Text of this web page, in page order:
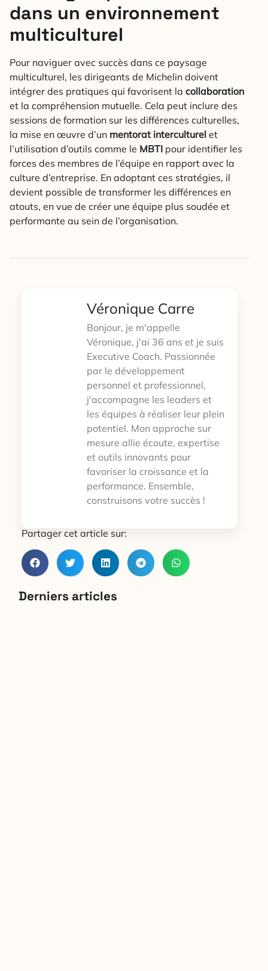
dans un environnement
multiculturel
Pour naviguer avec succès dans ce paysage
multiculturel, les dirigeants de Michelin doivent
intégrer des pratiques qui favorisent la collaboration
et la compréhension mutuelle. Cela peut inclure des
sessions de formation sur les différences culturelles,
la mise en œuvre d’un mentorat interculturel et
l’utilisation d’outils comme le MBTI pour identifier les
forces des membres de l’équipe en rapport avec la
culture d’entreprise. En adoptant ces stratégies, il
devient possible de transformer les différences en
atouts, en vue de créer une équipe plus soudée et
performante au sein de l’organisation.
Véronique Carre
Bonjour, je m'appelle
Véronique, j'ai 36 ans et je suis
Executive Coach. Passionnée
par le développement
personnel et professionnel,
j'accompagne les leaders et
les équipes à réaliser leur plein
potentiel. Mon approche sur
mesure allie écoute, expertise
et outils innovants pour
favoriser la croissance et la
performance. Ensemble,
construisons votre succès !
Partager cet article sur:
Derniers articles